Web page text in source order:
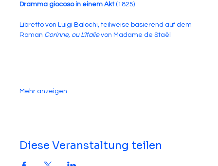
Dramma giocoso in einem Akt (1825)
Libretto von Luigi Balochi, teilweise basierend auf dem
Roman Corinne, ou L’Italie von Madame de Staël
Mehr anzeigen
Diese Veranstaltung teilen